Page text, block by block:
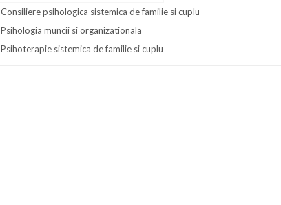
Consiliere psihologica sistemica de familie si cuplu
Psihologia muncii si organizationala
Psihoterapie sistemica de familie si cuplu